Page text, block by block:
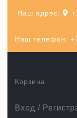
Наш телефон:
Наш адрес:
Вход /
Корзина